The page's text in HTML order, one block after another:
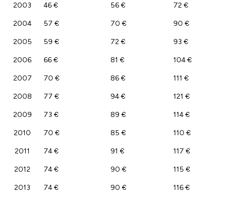
2003 46 € 56 € 72 €
2004 57 € 70 € 90 €
2005 59 € 72 € 93 €
2006 66 € 81 € 104 €
2007 70 € 86 € 111 €
2008 77 € 94 € 121 €
2009 73 € 89 € 114 €
2010 70 € 85 € 110 €
2011 74 € 91 € 117 €
2012 74 € 90 € 115 €
2013 74 € 90 € 116 €